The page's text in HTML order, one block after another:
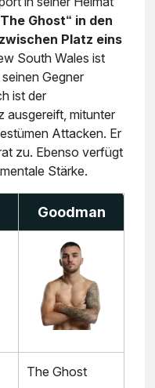
Ghost“ in den
Platz eins
South Wales ist
Gegner
ist der
ausgereift, mitunter
Attacken. Er
zu. Ebenso verfügt
Stärke.
Goodman
The Ghost